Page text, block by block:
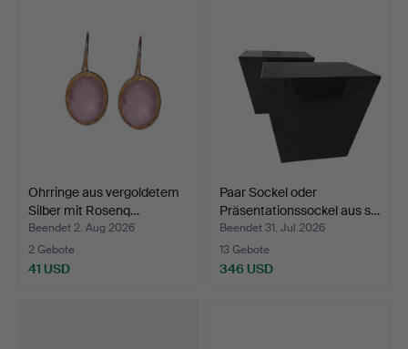
Ohrringe aus vergoldetem
Silber mit Rosenq…
Beendet 2. Aug 2026
2 Gebote
41 USD
Paar Sockel oder
Präsentationssockel aus s…
Beendet 31. Jul 2026
13 Gebote
346 USD